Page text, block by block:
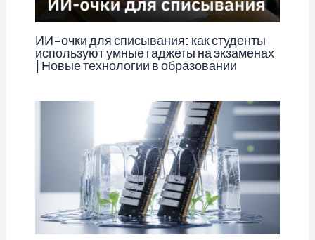
ИИ-очки для списывания: как студенты
используют умные гаджеты на экзаменах
| Новые технологии в образовании